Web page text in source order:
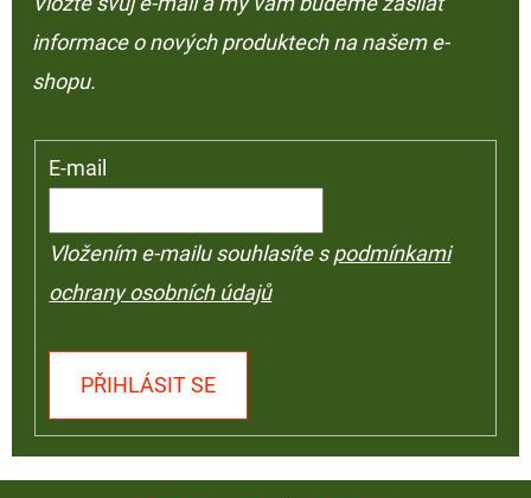
informace o nových produktech na našem e-
shopu.
E-mail
Vložením e-mailu souhlasíte spodmínkami
ochrany osobních údajů
PŘIHLÁSIT SE